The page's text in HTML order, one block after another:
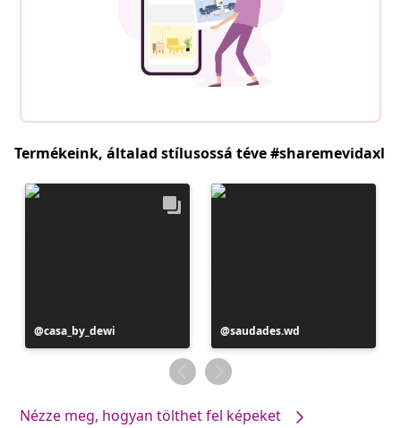
Termékeink, általad stílusossá téve #sharemevidaxl
Bejegyzés
közzétevője
casa_by_dewi
Bejegyzés
közzétevője
saudades.wd
Nézze meg, hogyan tölthet fel képeket